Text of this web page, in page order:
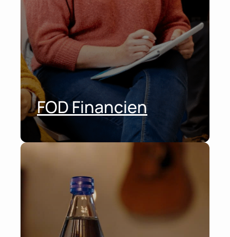
FOD Financien